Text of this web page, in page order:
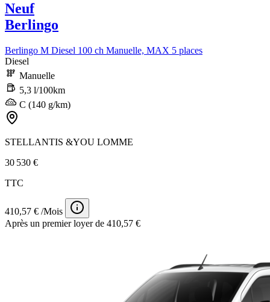
Neuf
Berlingo
Berlingo M Diesel 100 ch Manuelle, MAX 5 places
Diesel
Manuelle
5,3 l/100km
C (140 g/km)
STELLANTIS &YOU LOMME
30 530 €
TTC
410,57 € /Mois
Après un premier loyer de 410,57 €